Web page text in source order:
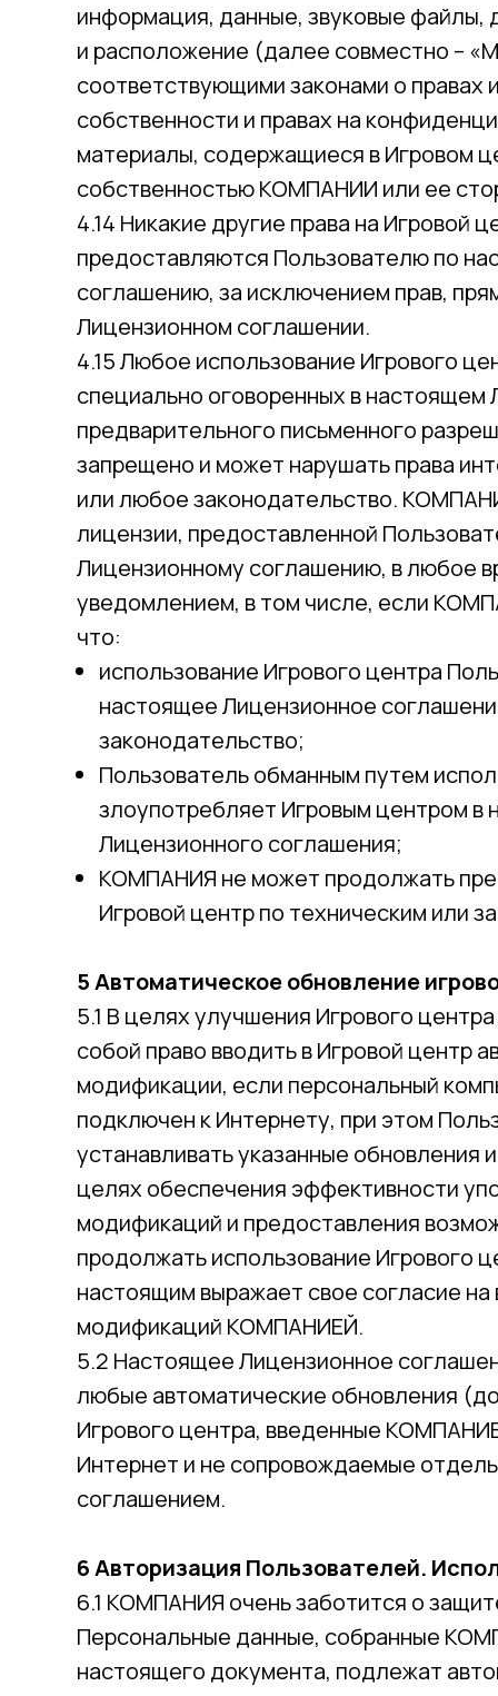
информация, данные, звуковые файлы,
и расположение (далее совместно –
соответствующими законами о правах
собственности и правах на
материалы, содержащиеся в Игровом
собственностью КОМПАНИИ или ее
4.14 Никакие другие права на Игровой
предоставляются Пользователю по
соглашению, за исключением прав,
Лицензионном соглашении.
4.15 Любое использование Игрового
специально оговоренных в
предварительного письменного
запрещено и может нарушать права
или любое законодательство.
лицензии, предоставленной
Лицензионному соглашению, в любое
уведомлением, в том числе, если
что:
использование Игрового центра
настоящее Лицензионное
законодательство;
Пользователь обманным путем
злоупотребляет Игровым центром в
Лицензионного соглашения;
КОМПАНИЯ не может продолжать
Игровой центр по техническим или
5 Автоматическое обновление
5.1 В целях улучшения Игрового
собой право вводить в Игровой центр
модификации, если персональный
подключен к Интернету, при этом
устанавливать указанные обновления
целях обеспечения эффективности
модификаций и предоставления
продолжать использование Игрового
настоящим выражает свое согласие
модификаций КОМПАНИЕЙ.
5.2 Настоящее Лицензионное
любые автоматические обновления
Игрового центра, введенные
Интернет и не сопровождаемые
соглашением.
6 Авторизация Пользователей.
6.1 КОМПАНИЯ очень заботится о
Персональные данные, собранные
настоящего документа, подлежат